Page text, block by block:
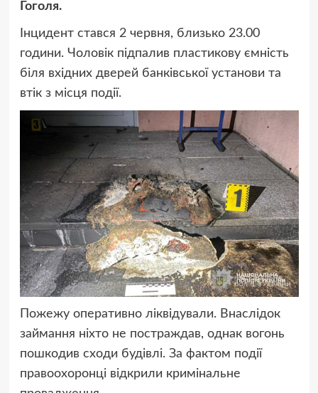
Гоголя.
Інцидент стався 2 червня, близько 23.00
години. Чоловік підпалив пластикову ємність
біля вхідних дверей банківської установи та
втік з місця події.
Пожежу оперативно ліквідували. Внаслідок
займання ніхто не постраждав, однак вогонь
пошкодив сходи будівлі. За фактом події
правоохоронці відкрили кримінальне